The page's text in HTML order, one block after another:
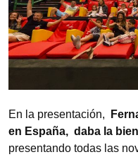
En la presentación,
en España, daba la
presentando todas las